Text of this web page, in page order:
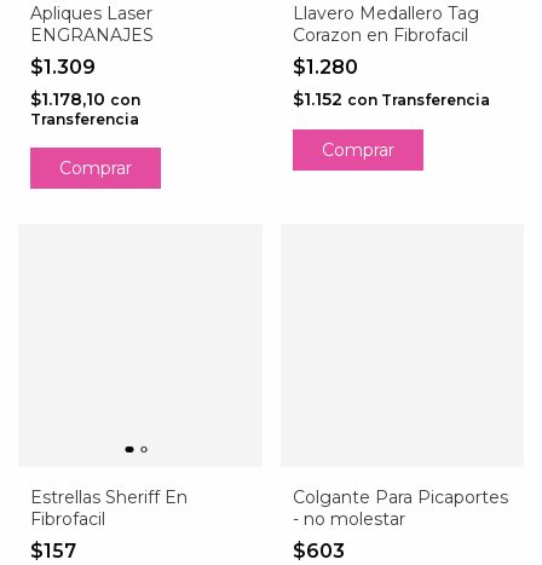
Apliques Laser
ENGRANAJES
$1.309
$1.178,10 con
Transferencia
Llavero Medallero Tag
Corazon en Fibrofacil
$1.280
$1.152 con Transferencia
Comprar
Estrellas Sheriff En
Fibrofacil
$157
Colgante Para Picaportes
- no molestar
$603